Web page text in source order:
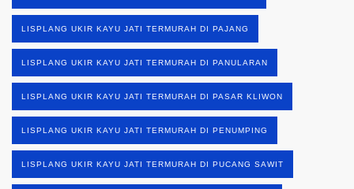
LISPLANG UKIR KAYU JATI TERMURAH DI PAJANG
LISPLANG UKIR KAYU JATI TERMURAH DI PANULARAN
LISPLANG UKIR KAYU JATI TERMURAH DI PASAR KLIWON
LISPLANG UKIR KAYU JATI TERMURAH DI PENUMPING
LISPLANG UKIR KAYU JATI TERMURAH DI PUCANG SAWIT